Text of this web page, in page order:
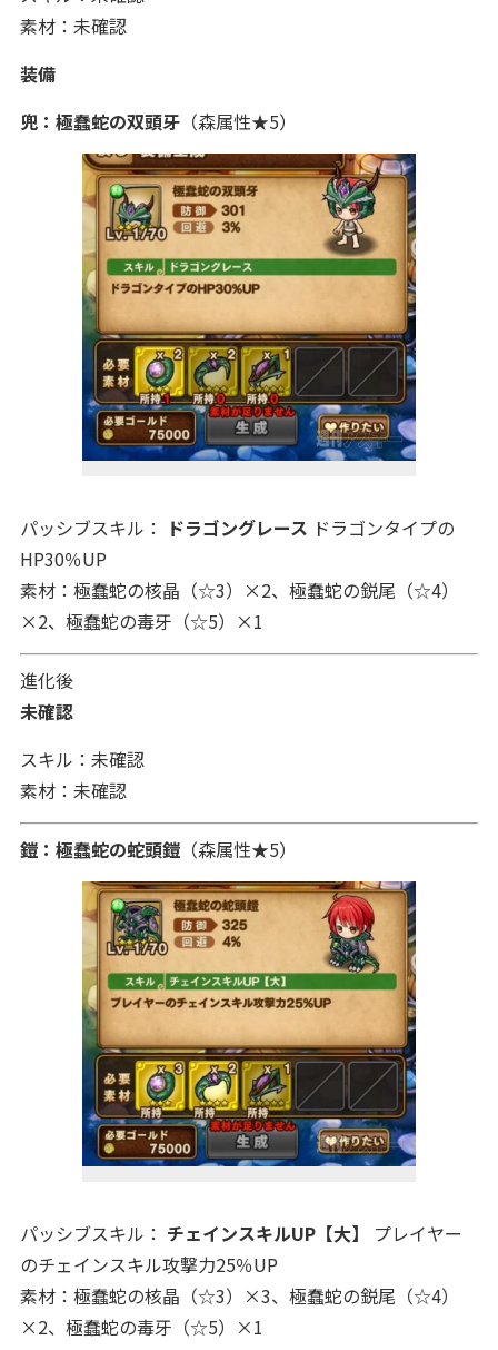
素材：未確認
装備
兜： 極蠢蛇の双頭牙（森属性★5）
パッシブスキル： ドラゴングレース ドラゴンタイプの
HP30％UP
素材：極蠢蛇の核晶（☆3）×2、極蠢蛇の鋭尾（☆4）
×2、極蠢蛇の毒牙（☆5）×1
進化後
未確認
スキル：未確認
素材：未確認
鎧： 極蠢蛇の蛇頭鎧（森属性★5）
パッシブスキル： チェインスキルUP【大】
プレイヤー
のチェインスキル攻撃力25％UP
素材：極蠢蛇の核晶（☆3）×3、極蠢蛇の鋭尾（☆4）
×2、極蠢蛇の毒牙（☆5）×1